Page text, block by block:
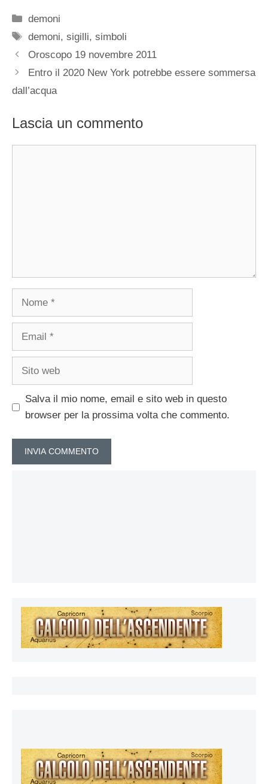
Categorie
demoni
Tag
demoni,sigilli,simboli
Oroscopo 19 novembre 2011
Entro il 2020 New York potrebbe essere sommersa
dall’acqua
Lascia un commento
Nome
Email
Sito
Salva il mio nome, email e sito web in questo
browser per la prossima volta che commento.